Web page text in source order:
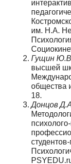
им. Н.А.
Гущин
высшей
общества
18.
Донцов